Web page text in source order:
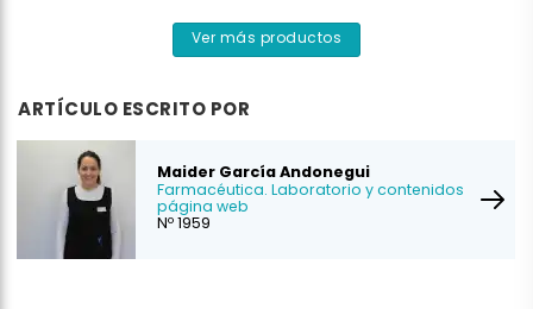
Ver más productos
ARTÍCULO ESCRITO POR
Maider García Andonegui
Farmacéutica. Laboratorio y contenidos
página web
Nº 1959